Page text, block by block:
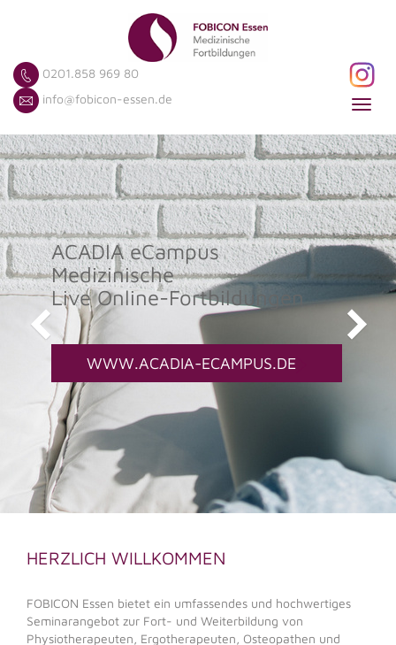
0201.858 969 80
info@fobicon-essen.de
ACADIA eCampus
Medizinische
Live Online-Fortbildungen
WWW.ACADIA-ECAMPUS.DE
HERZLICH WILLKOMMEN
FOBICON Essen bietet ein umfassendes und hochwertiges
Seminarangebot zur Fort- und Weiterbildung von
Physiotherapeuten, Ergotherapeuten, Osteopathen und